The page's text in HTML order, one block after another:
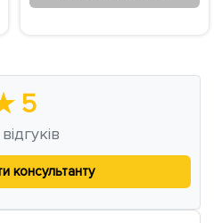
5
відгуків
консультанту